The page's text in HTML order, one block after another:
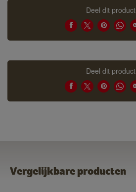
Deel dit product
Deel dit product
Vergelijkbare producten